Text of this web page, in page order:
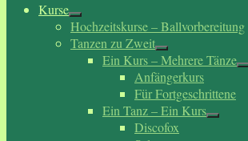
Kurse
Hochzeitskurse – Ballvorbereitung
Tanzen zu Zweit
Ein Kurs – Mehrere Tänze
Anfängerkurs
Für Fortgeschrittene
Ein Tanz – Ein Kurs
Discofox